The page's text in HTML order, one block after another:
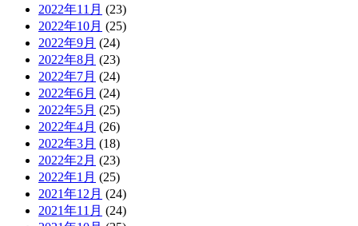
2022年11月 (23)
2022年10月 (25)
2022年9月 (24)
2022年8月 (23)
2022年7月 (24)
2022年6月 (24)
2022年5月 (25)
2022年4月 (26)
2022年3月 (18)
2022年2月 (23)
2022年1月 (25)
2021年12月 (24)
2021年11月 (24)